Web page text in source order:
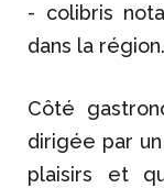
- colibris
dans la région.
Côté
dirigée par
plaisirs et